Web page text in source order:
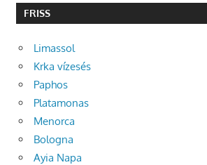
FRISS
Limassol
Krka vízesés
Paphos
Platamonas
Menorca
Bologna
Ayia Napa